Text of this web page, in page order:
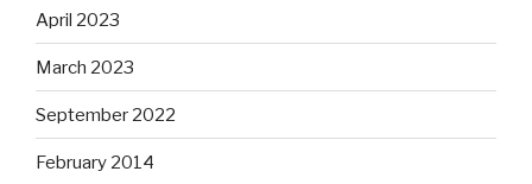
April 2023
March 2023
September 2022
February 2014